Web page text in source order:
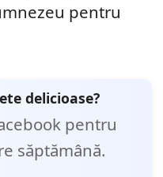
pentru
delicioase?
pentru
săptămână.